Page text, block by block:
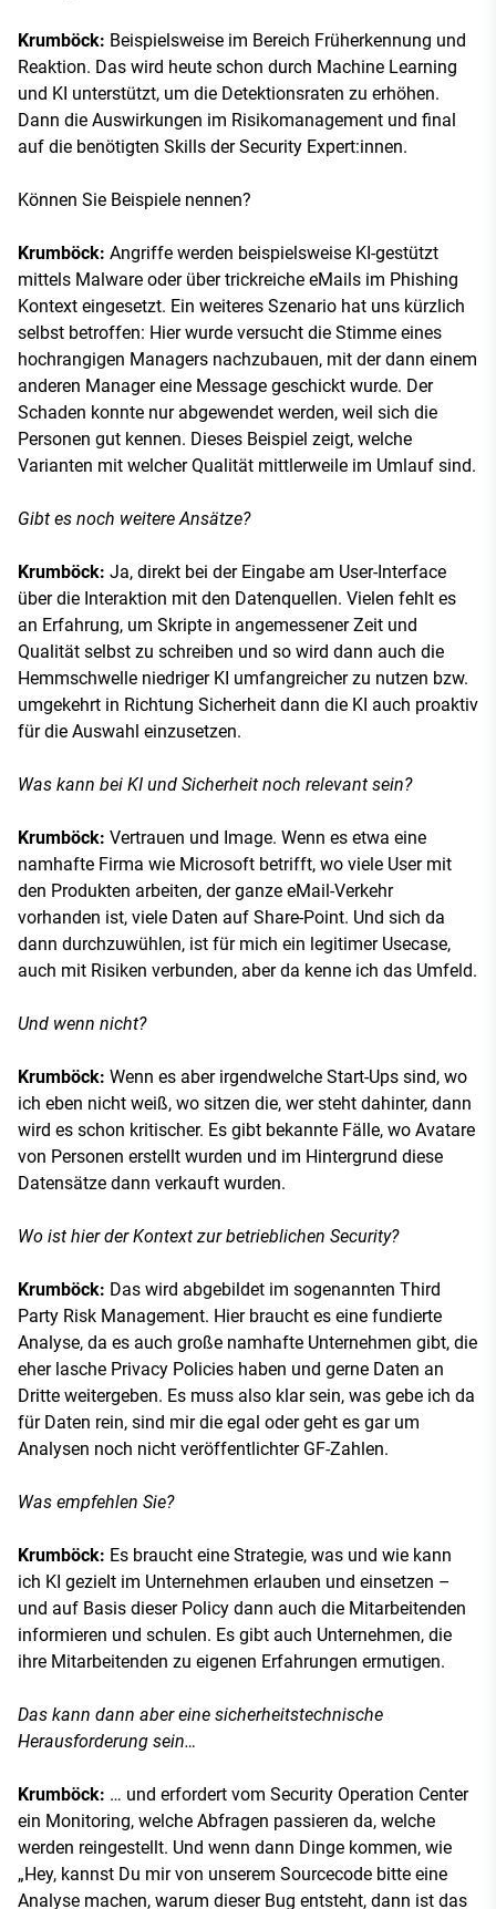
Krumböck: Beispielsweise im Bereich Früherkennung und
Reaktion. Das wird heute schon durch Machine Learning
und KI unterstützt, um die Detektionsraten zu erhöhen.
Dann die Auswirkungen im Risikomanagement und final
auf die benötigten Skills der Security Expert:innen.
Können Sie Beispiele nennen?
Krumböck: Angriffe werden beispielsweise KI-gestützt
mittels Malware oder über trickreiche eMails im Phishing
Kontext eingesetzt. Ein weiteres Szenario hat uns kürzlich
selbst betroffen: Hier wurde versucht die Stimme eines
hochrangigen Managers nachzubauen, mit der dann einem
anderen Manager eine Message geschickt wurde. Der
Schaden konnte nur abgewendet werden, weil sich die
Personen gut kennen. Dieses Beispiel zeigt, welche
Varianten mit welcher Qualität mittlerweile im Umlauf sind.
Gibt es noch weitere Ansätze?
Krumböck: Ja, direkt bei der Eingabe am User-Interface
über die Interaktion mit den Datenquellen. Vielen fehlt es
an Erfahrung, um Skripte in angemessener Zeit und
Qualität selbst zu schreiben und so wird dann auch die
Hemmschwelle niedriger KI umfangreicher zu nutzen bzw.
umgekehrt in Richtung Sicherheit dann die KI auch proaktiv
für die Auswahl einzusetzen.
Was kann bei KI und Sicherheit noch relevant sein?
Krumböck: Vertrauen und Image. Wenn es etwa eine
namhafte Firma wie Microsoft betrifft, wo viele User mit
den Produkten arbeiten, der ganze eMail-Verkehr
vorhanden ist, viele Daten auf Share-Point. Und sich da
dann durchzuwühlen, ist für mich ein legitimer Usecase,
auch mit Risiken verbunden, aber da kenne ich das Umfeld.
Und wenn nicht?
Krumböck: Wenn es aber irgendwelche Start-Ups sind, wo
ich eben nicht weiß, wo sitzen die, wer steht dahinter, dann
wird es schon kritischer. Es gibt bekannte Fälle, wo Avatare
von Personen erstellt wurden und im Hintergrund diese
Datensätze dann verkauft wurden.
Wo ist hier der Kontext zur betrieblichen Security?
Krumböck: Das wird abgebildet im sogenannten Third
Party Risk Management. Hier braucht es eine fundierte
Analyse, da es auch große namhafte Unternehmen gibt, die
eher lasche Privacy Policies haben und gerne Daten an
Dritte weitergeben. Es muss also klar sein, was gebe ich da
für Daten rein, sind mir die egal oder geht es gar um
Analysen noch nicht veröffentlichter GF-Zahlen.
Was empfehlen Sie?
Krumböck: Es braucht eine Strategie, was und wie kann
ich KI gezielt im Unternehmen erlauben und einsetzen –
und auf Basis dieser Policy dann auch die Mitarbeitenden
informieren und schulen. Es gibt auch Unternehmen, die
ihre Mitarbeitenden zu eigenen Erfahrungen ermutigen.
Das kann dann aber eine sicherheitstechnische
Herausforderung sein…
Krumböck: … und erfordert vom Security Operation Center
ein Monitoring, welche Abfragen passieren da, welche
werden reingestellt. Und wenn dann Dinge kommen, wie
„Hey, kannst Du mir von unserem Sourcecode bitte eine
Analyse machen, warum dieser Bug entsteht, dann ist das